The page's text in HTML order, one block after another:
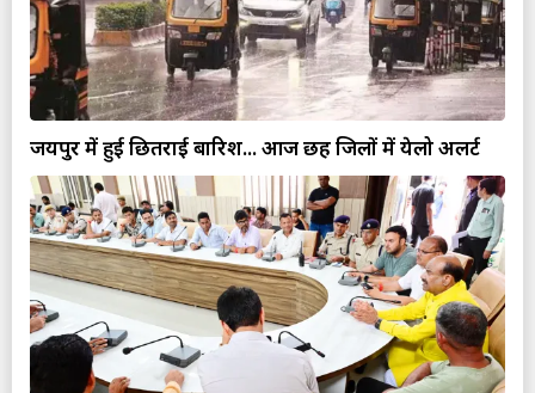
जयपुर में हुई छितराई बारिश... आज छह जिलों में येलो अलर्ट